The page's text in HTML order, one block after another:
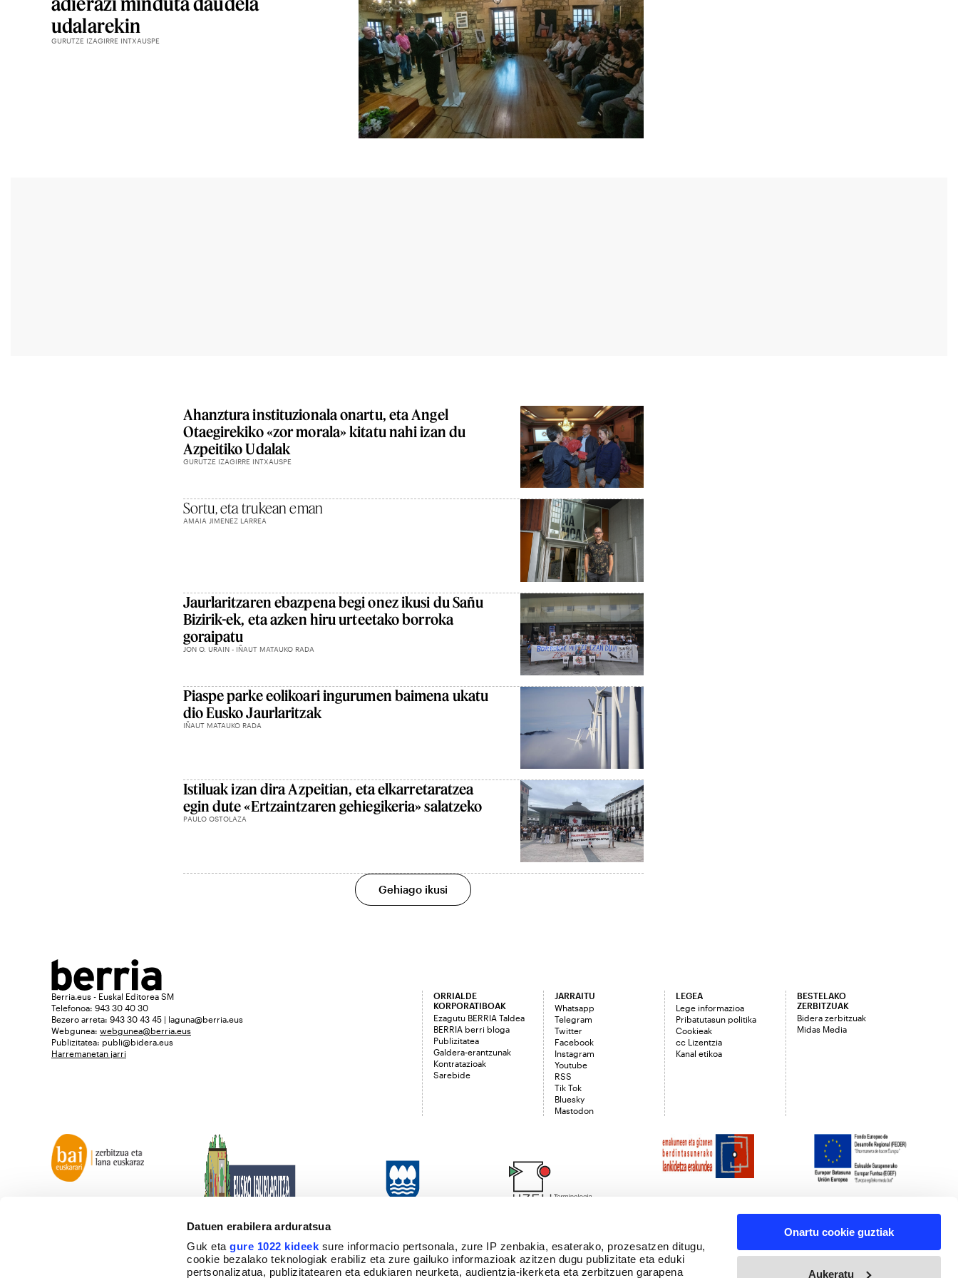
Datuen erabilera arduratsua
Guk etagure 1022 kideek sure informacio pertsonala, zure IP zenbakia, esaterako, prozesatzen ditugu,
cookie bezalako teknologiak erabiliz eta zure gailuko informazioak azitzen dugu publizitate eta eduki
pertsonalizatua, publizitatearen eta edukiaren neurketa, audientzia-ikerketa eta zerbitzuen garapena
Onartu cookie guztiak
Aukeratu
udalarekin
GURUTZE IZAGIRRE INTXAUSPE
Ahanztura instituzionala onartu, eta Angel
Otaegirekiko «zor morala» kitatu nahi izan du
Azpeitiko Udalak
GURUTZE IZAGIRRE INTXAUSPE
Sortu, eta trukean eman
AMAIA JIMENEZ LARREA
Jaurlaritzaren ebazpena begi onez ikusi du Sañu
Bizirik-ek, eta azken hiru urteetako borroka
goraipatu
JON O. URAIN - IÑAUT MATAUKO RADA
Piaspe parke eolikoari ingurumen baimena ukatu
dio Eusko Jaurlaritzak
IÑAUT MATAUKO RADA
Istiluak izan dira Azpeitian, eta elkarretaratzea
egin dute «Ertzaintzaren gehiegikeria» salatzeko
PAULO OSTOLAZA
Gehiago ikusi
Berria.eus - Euskal Editorea SM
Telefonoa: 943 30 40 30
Bezero arreta: 943 30 43 45 | laguna@berria.eus
Webgunea: webgunea@berria.eus
Publizitatea: publi@bidera.eus
Harremanetan jarri
ORRIALDE
KORPORATIBOAK
Ezagutu BERRIA Taldea
BERRIA berri bloga
Publizitatea
Galdera-erantzunak
Kontratazioak
Sarebide
JARRAITU
Whatsapp
Telegram
Twitter
Facebook
Instagram
Youtube
RSS
Tik Tok
Bluesky
Mastodon
LEGEA
Lege informazioa
Pribatutasun politika
Cookieak
cc Lizentzia
Kanal etikoa
BESTELAKO
ZERBITZUAK
Bidera zerbitzuak
Midas Media